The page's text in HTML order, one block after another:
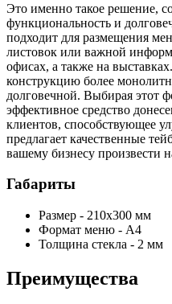
Это именно такое решение,
функциональность и
подходит для размещения
листовок или важной
офисах, а также на
конструкцию более
долговечной. Выбирая этот
эффективное средство
клиентов, способствующее
предлагает качественные
вашему бизнесу произвести
Габариты
Размер - 210х300 мм
Формат меню - А4
Толщина стекла - 2 мм
Преимущества